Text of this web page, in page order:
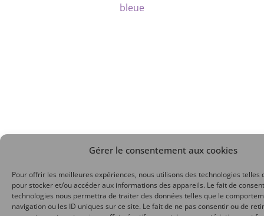
Gérer le consentement aux cookies
Pour offrir les meilleures expériences, nous utilisons des technologies telles
pour stocker et/ou accéder aux informations des appareils. Le fait de
technologies nous permettra de traiter des données telles que le
navigation ou les ID uniques sur ce site. Le fait de ne pas consentir ou de
bleue